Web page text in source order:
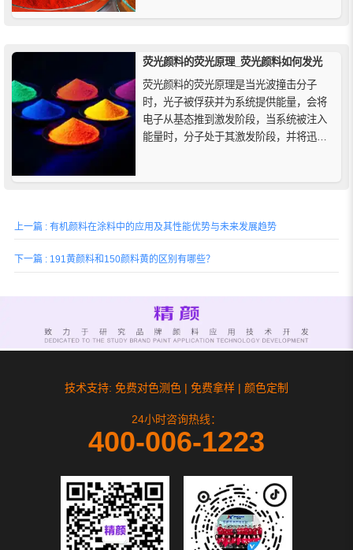
荧光颜料的荧光原理_荧光颜料如何发光
荧光颜料的荧光原理是当光波撞击分子
时，光子被俘获并为系统提供能量，会将
电子从基态推到激发阶段，当系统被注入
能量时，分子处于其激发阶段，并将迅速
上一篇 : 有机颜料在涂料中的应用及其性能优势与未来发展趋势
下一篇 : 191黄颜料和150颜料黄的区别有哪些？
技术支持: 免费对色测色 | 免费拿样 | 颜色定制
24小时咨询热线：
400-006-1223